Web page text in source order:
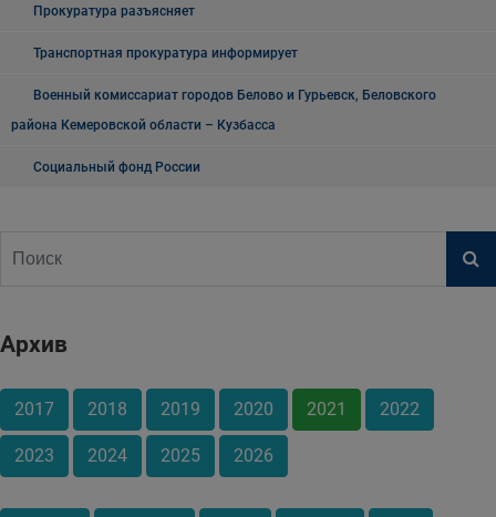
Прокуратура разъясняет
Транспортная прокуратура информирует
Военный комиссариат городов Белово и Гурьевск, Беловского
района Кемеровской области – Кузбасса
Социальный фонд России
Архив
2017 2018 2019 2020 2021 2022
2023 2024 2025 2026